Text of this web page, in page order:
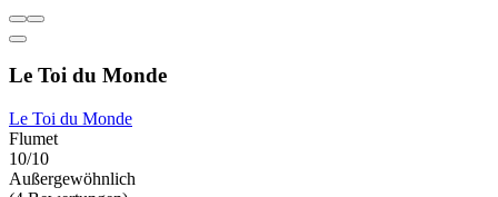
Le Toi du Monde
Le Toi du Monde
Flumet
10/10
Außergewöhnlich